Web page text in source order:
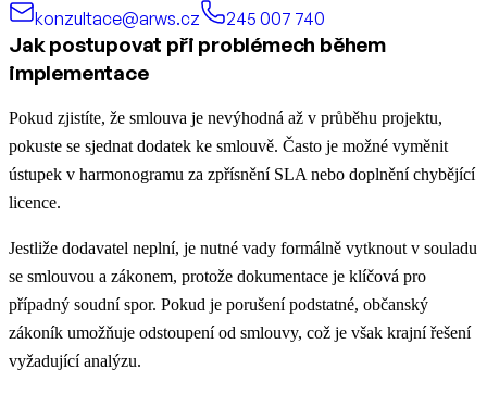
konzultace@arws.cz
245 007 740
Jak postupovat při problémech během
implementace
Pokud zjistíte, že smlouva je nevýhodná až v průběhu projektu,
pokuste se sjednat dodatek ke smlouvě. Často je možné vyměnit
ústupek v harmonogramu za zpřísnění SLA nebo doplnění chybějící
licence.
Jestliže dodavatel neplní, je nutné vady formálně vytknout v souladu
se smlouvou a zákonem, protože dokumentace je klíčová pro
případný soudní spor. Pokud je porušení podstatné, občanský
zákoník umožňuje odstoupení od smlouvy, což je však krajní řešení
vyžadující analýzu.